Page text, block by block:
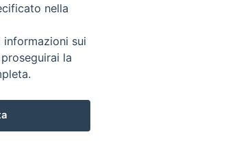
Informativa Privacy
COPYRIGHT © 2013-2025
nella
sui
la